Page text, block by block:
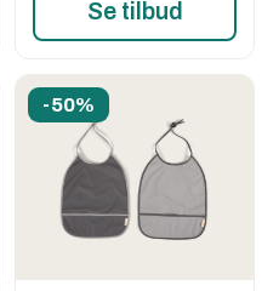
Se tilbud
-50%